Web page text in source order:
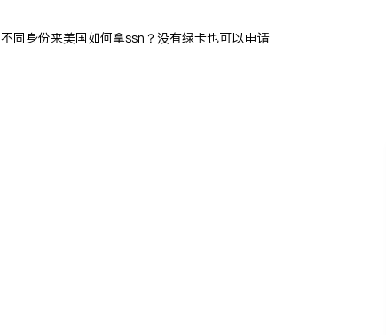
不同身份来美国如何拿ssn？没有绿卡也可以申请